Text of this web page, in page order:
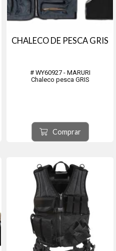
CHALECO DE PESCA GRIS
# WY60927 - MARURI
Chaleco pesca GRIS
Comprar